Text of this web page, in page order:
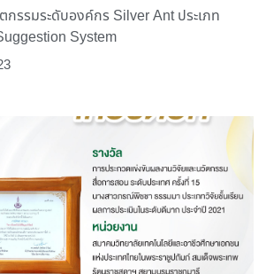
กรรมระดับองค์กร Silver Ant ประเภท
System